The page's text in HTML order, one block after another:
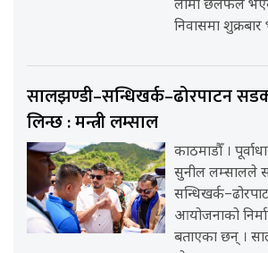
लामो छलफल
निवासमा
सालझण्डी–सन्धिखर्क–ढोरपाटन
लिन्छ : मन्त्री लम्साल
काठमाडौँ ।
सुनील लम्सालले
आयोजनाको
बताएका छन् ।